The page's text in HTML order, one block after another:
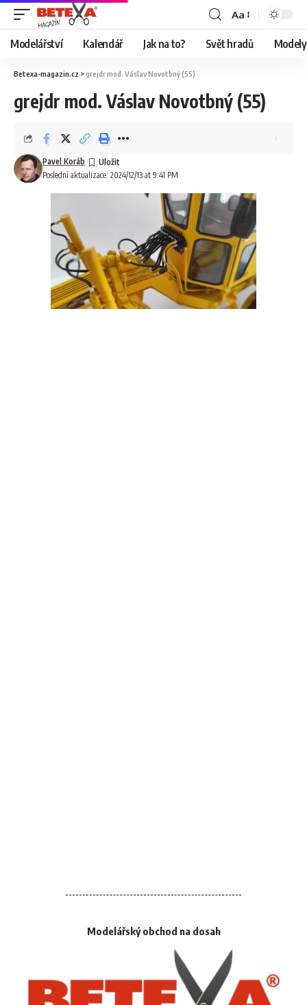
Aa
Modelářství Kalendář Jak na to? Svět hradů
Betexa-magazin.cz >grejdr mod. Váslav Novotbný (55)
grejdr mod. Váslav Novotbný (55)
Poslední aktualizace: 2024/12/13 at 9:41 PM
Pavel Koráb
Modelářský obchod na dosah